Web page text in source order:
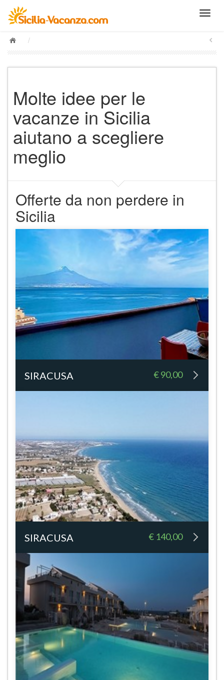
/
Molte idee per le
vacanze in Sicilia
aiutano a scegliere
meglio
Offerte da non perdere in
Sicilia
SIRACUSA € 90,00
SIRACUSA € 140,00